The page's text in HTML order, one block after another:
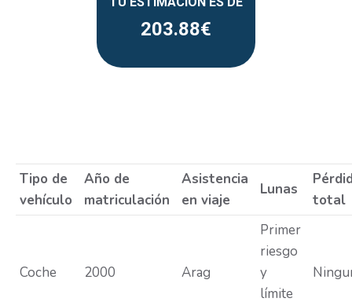
203.88
Tipo de
vehículo
Año de
matriculación
Asistencia
en viaje
Lunas
total
Coche 2000 Arag
Primer
riesgo
y
límite